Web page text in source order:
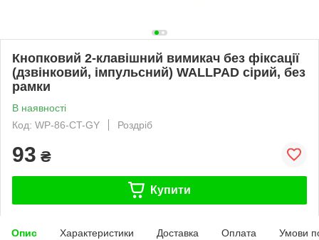
Кнопковий 2-клавішний вимикач без фіксації
(дзвінковий, імпульсний) WALLPAD сірий, без
рамки
В наявності
Код: WP-86-CT-GY
Роздріб
93 ₴
Купити
Опис Характеристики Доставка Оплата Умови